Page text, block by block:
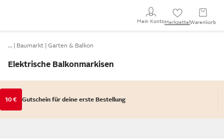
Mein KontoMerkzettel Warenkorb
… Baumarkt Garten & Balkon
Elektrische Balkonmarkisen
10 € Gutschein für deine erste Bestellung